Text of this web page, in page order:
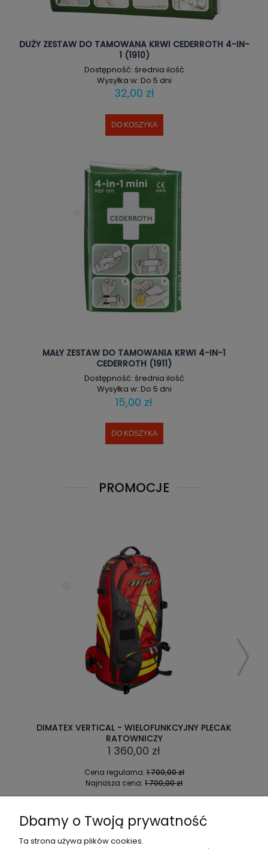
DUŻY ZESTAW DO TAMOWANA KRWI CEDERROTH 4-IN-
1 (1910)
Dostępność: średnia ilość
Wysyłka w: Do 5 dni
32,00 zł
DO KOSZYKA
MAŁY ZESTAW DO TAMOWANIA KRWI 4-IN-1
CEDERROTH (1911)
Dostępność: średnia ilość
Wysyłka w: Do 5 dni
15,00 zł
DO KOSZYKA
PROMOCJE
DIMATEX VERTICAL - WIELOFUNKCYJNY PLECAK
RATOWNICZY
1 360,00 zł
Cena regularna:1 700,00 zł
Najniższa cena: 1 700,00 zł
Dbamy o Twoją prywatność
Ta strona używa plików cookies.